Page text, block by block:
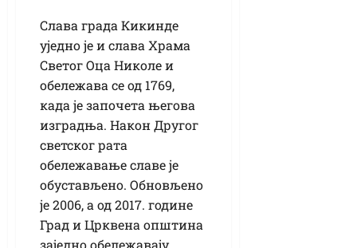
Слава града Кикинде
уједно је и слава Храма
Светог Оца Николе и
обележава се од 1769,
када је започета његова
изградња. Након Другог
светског рата
обележавање славе је
обустављено. Обновљено
је 2006, а од 2017. године
Град и Црквена општина
заједно обележавају